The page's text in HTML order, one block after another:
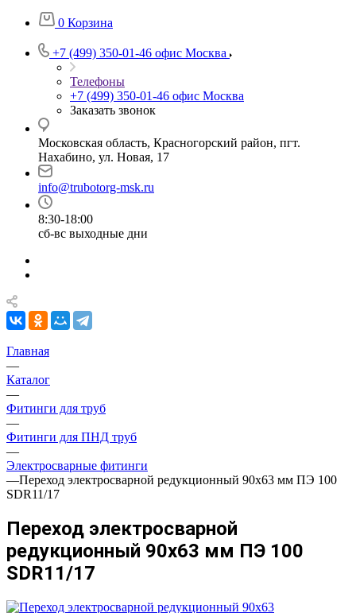
0 Корзина
+7 (499) 350-01-46 офис Москва
Телефоны
+7 (499) 350-01-46 офис Москва
Заказать звонок
Московская область, Красногорский район, пгт.
Нахабино, ул. Новая, 17
info@trubotorg-msk.ru
8:30-18:00
сб-вс выходные дни
Главная
—
Каталог
—
Фитинги для труб
—
Фитинги для ПНД труб
—
Электросварные фитинги
—Переход электросварной редукционный 90x63 мм ПЭ 100
SDR11/17
Переход электросварной
редукционный 90x63 мм ПЭ 100
SDR11/17